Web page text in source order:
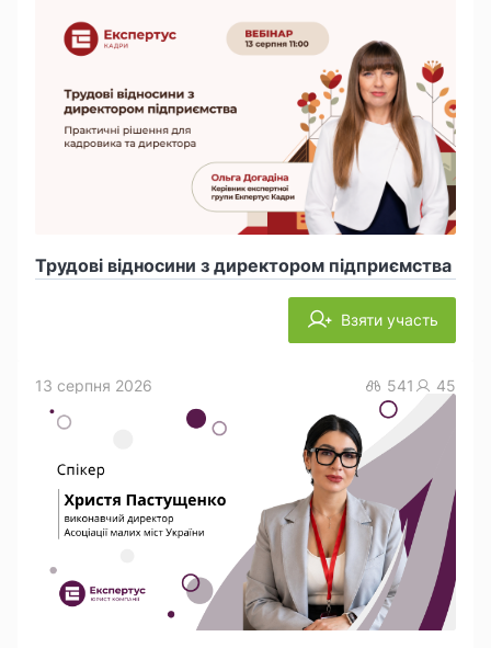
Трудові відносини з директором підприємства
Взяти участь
13 серпня 2026 541 45